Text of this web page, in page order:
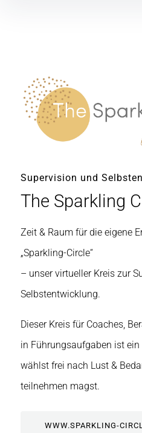
Supervision und
The Sparkling
Zeit & Raum für die eigene
„Sparkling-Circle“
– unser virtueller Kreis zur
Selbstentwicklung.
Dieser Kreis für Coaches,
in Führungsaufgaben ist
wählst frei nach Lust &
teilnehmen magst.
WWW.SPARKLING-